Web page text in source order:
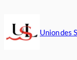
contenu
Union des